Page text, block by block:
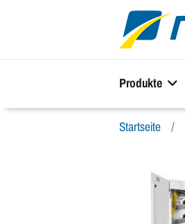
Produkte
Startseite